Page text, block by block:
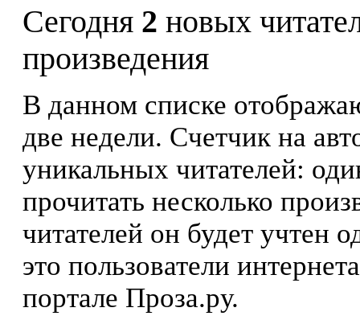
Сегодня 2 новых
произведения
В данном списке
две недели. Счетчик на
уникальных читателей:
прочитать несколько
читателей он будет учтен
это пользователи
портале Проза.ру.